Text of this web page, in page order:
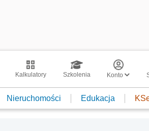
Kalkulatory Szkolenia Konto
Nieruchomości Edukacja